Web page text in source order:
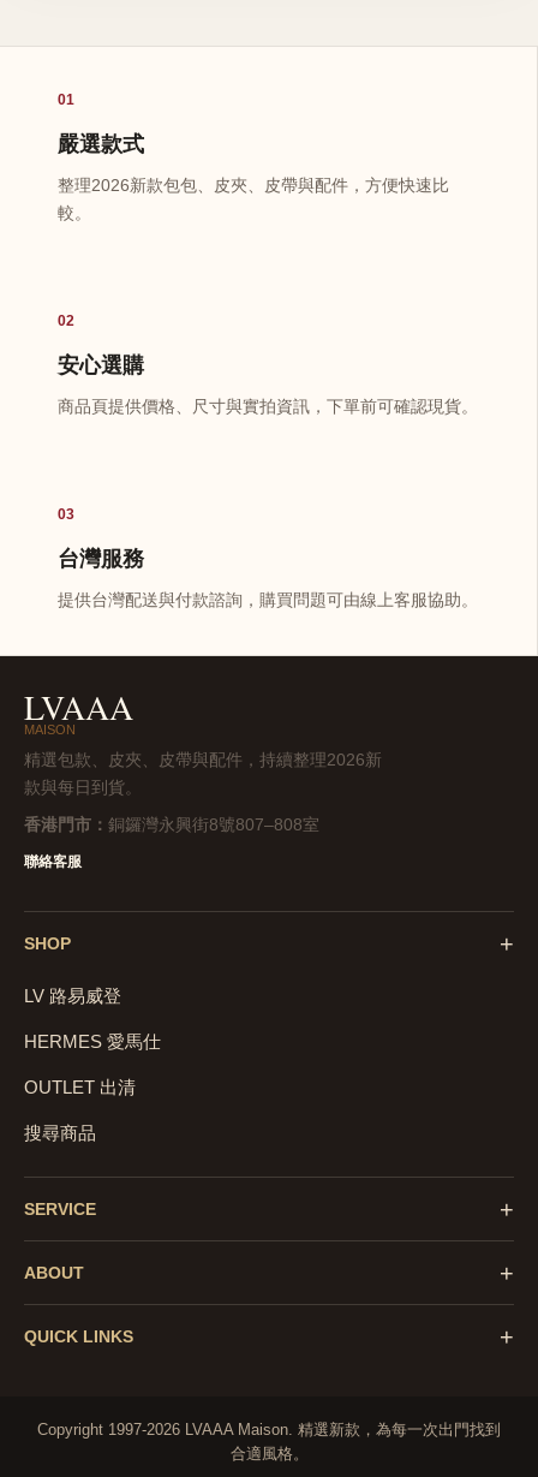
01
嚴選款式
整理2026新款包包、皮夾、皮帶與配件，方便快速比
較。
02
安心選購
商品頁提供價格、尺寸與實拍資訊，下單前可確認現貨。
03
台灣服務
提供台灣配送與付款諮詢，購買問題可由線上客服協助。
LVAAA
MAISON
精選包款、皮夾、皮帶與配件，持續整理2026新
款與每日到貨。
香港門市： 銅鑼灣永興街8號807–808室
聯絡客服
SHOP +
LV 路易威登
HERMES 愛馬仕
OUTLET 出清
搜尋商品
SERVICE +
ABOUT +
QUICK LINKS +
Copyright 1997-2026 LVAAA Maison. 精選新款，為每一次出門找到
合適風格。